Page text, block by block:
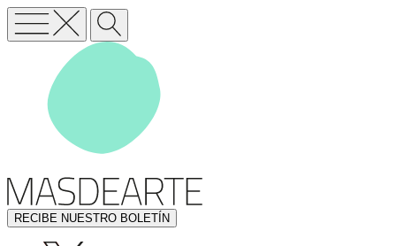
RECIBE NUESTRO BOLETÍN